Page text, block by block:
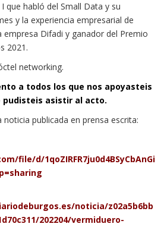
que habló del Small Data y su
y la experiencia empresarial de
empresa Difadi y ganador del Premio
2021.
networking.
a todos los que nos apoyasteis
pudisteis asistir al acto.
publicada en prensa escrita:
file/d/1qoZIRFR7ju0d4BSyCbAnGi
noticia/z02a5b6bb
202204/vermiduero-